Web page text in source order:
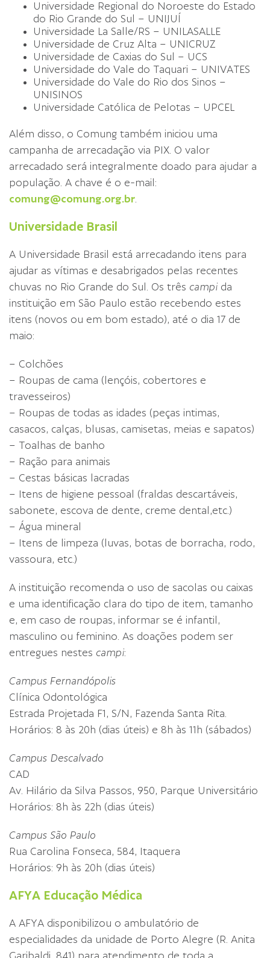
Universidade Regional do Noroeste do Estado
do Rio Grande do Sul – UNIJUÍ
Universidade La Salle/RS – UNILASALLE
Universidade de Cruz Alta – UNICRUZ
Universidade de Caxias do Sul – UCS
Universidade do Vale do Taquari – UNIVATES
Universidade do Vale do Rio dos Sinos –
UNISINOS
Universidade Católica de Pelotas – UPCEL
Além disso, o Comung também iniciou uma
campanha de arrecadação via PIX. O valor
arrecadado será integralmente doado para ajudar a
população. A chave é o e-mail:
comung@comung.org.br
Universidade Brasil
A Universidade Brasil está arrecadando itens para
ajudar as vítimas e desabrigados pelas recentes
chuvas no Rio Grande do Sul. Os três campi da
instituição em São Paulo estão recebendo estes
itens (novos ou em bom estado), até o dia 17 de
maio:
– Colchões
– Roupas de cama (lençóis, cobertores e
travesseiros)
– Roupas de todas as idades (peças intimas,
casacos, calças, blusas, camisetas, meias e sapatos)
– Toalhas de banho
– Ração para animais
– Cestas básicas lacradas
– Itens de higiene pessoal (fraldas descartáveis,
sabonete, escova de dente, creme dental,etc.)
– Água mineral
– Itens de limpeza (luvas, botas de borracha, rodo,
vassoura, etc.)
A instituição recomenda o uso de sacolas ou caixas
e uma identificação clara do tipo de item, tamanho
e, em caso de roupas, informar se é infantil,
masculino ou feminino. As doações podem ser
entregues nestes campi:
Campus Fernandópolis
Clínica Odontológica
Estrada Projetada F1, S/N, Fazenda Santa Rita.
Horários: 8 às 20h (dias úteis) e 8h às 11h (sábados)
Campus Descalvado
CAD
Av. Hilário da Silva Passos, 950, Parque Universitário
Horários: 8h às 22h (dias úteis)
Campus São Paulo
Rua Carolina Fonseca, 584, Itaquera
Horários: 9h às 20h (dias úteis)
AFYA Educação Médica
A AFYA disponibilizou o ambulatório de
especialidades da unidade de Porto Alegre (R. Anita